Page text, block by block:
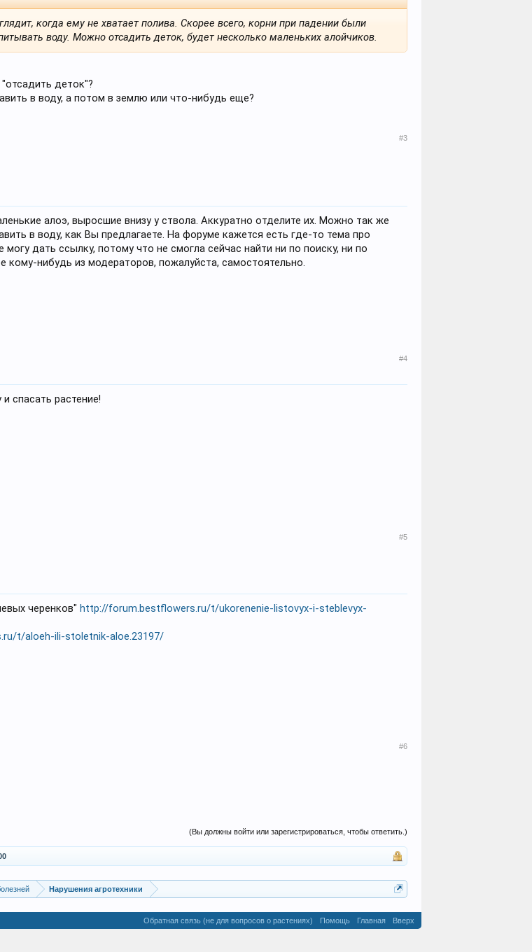
когда ему не хватает полива. Скорее всего, корни при падении были
воду. Можно отсадить деток, будет несколько маленьких алойчиков.
деток"?
в воду, а потом в землю или что-нибудь еще?
#3
алоэ, выросшие внизу у ствола. Аккуратно отделите их. Можно так же
в воду, как Вы предлагаете. На форуме кажется есть где-то тема про
могу дать ссылку, потому что не смогла сейчас найти ни по поиску, ни по
кому-нибудь из модераторов, пожалуйста, самостоятельно.
#4
спасать растение!
#5
черенков" http://forum.bestflowers.ru/t/ukorenenie-listovyx-i-steblevyx-
t/aloeh-ili-stoletnik-aloe.23197/
#6
(Вы должны войти или зарегистрироваться, чтобы ответить.)
Нарушения агротехники
Обратная связь (не для вопросов о растениях) Помощь Главная
Вверх